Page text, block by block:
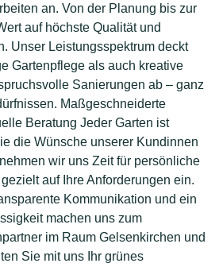
an. Von der Planung bis zur
auf höchste Qualität und
Unser Leistungsspektrum deckt
Gartenpflege als auch kreative
Sanierungen ab – ganz
Maßgeschneiderte
Beratung Jeder Garten ist
die Wünsche unserer Kundinnen
wir uns Zeit für persönliche
auf Ihre Anforderungen ein.
Kommunikation und ein
machen uns zum
im Raum Gelsenkirchen und
Sie mit uns Ihr grünes